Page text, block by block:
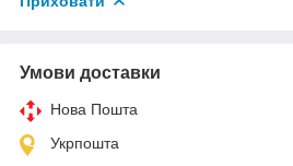
Умови доставки
Нова Пошта
Укрпошта